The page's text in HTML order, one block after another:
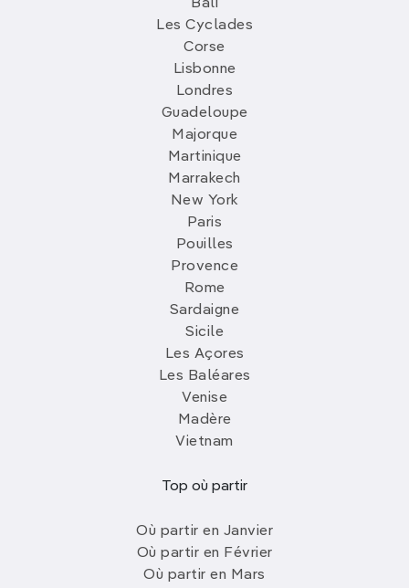
Bali
Les Cyclades
Corse
Lisbonne
Londres
Guadeloupe
Majorque
Martinique
Marrakech
New York
Paris
Pouilles
Provence
Rome
Sardaigne
Sicile
Les Açores
Les Baléares
Venise
Madère
Vietnam
Top où partir
Où partir en Janvier
Où partir en Février
Où partir en Mars